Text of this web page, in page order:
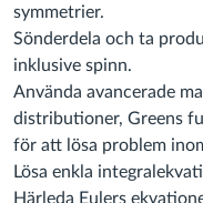
symmetrier.
Sönderdela och ta
inklusive spinn.
Använda avancerade
distributioner, Greens
för att lösa problem
Lösa enkla
Härleda Eulers